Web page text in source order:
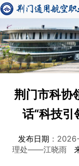
荆门市科协
话“科技引
发布日期 ：
理处——江晓雨